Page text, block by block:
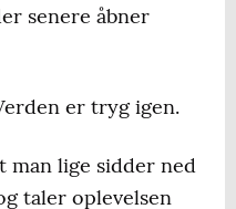
senere åbner
er tryg igen.
man lige sidder ned
taler oplevelsen